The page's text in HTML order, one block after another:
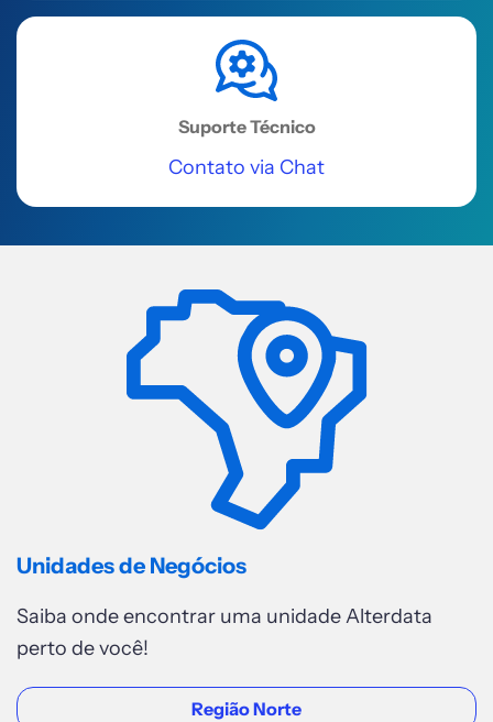
Suporte Técnico
Contato via Chat
Unidades de Negócios
Saiba onde encontrar uma unidade Alterdata
perto de você!
Região Norte